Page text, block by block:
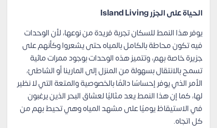
الحياة على الجزرIsland Living
يوفر هذا النمط للسكان تجربة فريدة من نوعها، لأن الوحدات
فيه تكون محاطة بالكامل بالمياه حتى يشعروا وكأنهم على
جزيرة خاصة بهم، وتتميز هذه الوحدات بوجود ممرات مائية
تسمح بالانتقال بسهولة من المنزل إلى المارينا أو الشاطئ،
الأمر الذي يوفر إحساسًا دائمًا بالخصوصية والمتعة التي لا نظير
لها، كما إن هذا النمط يعد مثاليًا لعشاق البحر الذين يرغبون
في الاستيقاظ يوميًا على مشهد المياه وهي تحيط بهم من
كل اتجاه.